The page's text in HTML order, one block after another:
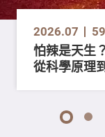
2026.07
怕辣是天生？
從科學原理
1 2